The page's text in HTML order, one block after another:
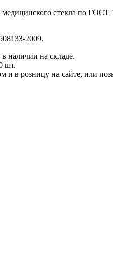
стекла по ГОСТ
2009.
наличии на складе.
шт.
в розницу на сайте, или